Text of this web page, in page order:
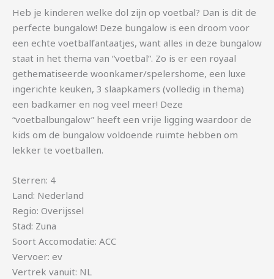
Heb je kinderen welke dol zijn op voetbal? Dan is dit de
perfecte bungalow! Deze bungalow is een droom voor
een echte voetbalfantaatjes, want alles in deze bungalow
staat in het thema van “voetbal”. Zo is er een royaal
gethematiseerde woonkamer/spelershome, een luxe
ingerichte keuken, 3 slaapkamers (volledig in thema)
een badkamer en nog veel meer! Deze
“voetbalbungalow” heeft een vrije ligging waardoor de
kids om de bungalow voldoende ruimte hebben om
lekker te voetballen.
Sterren: 4
Land: Nederland
Regio: Overijssel
Stad: Zuna
Soort Accomodatie: ACC
Vervoer: ev
Vertrek vanuit: NL